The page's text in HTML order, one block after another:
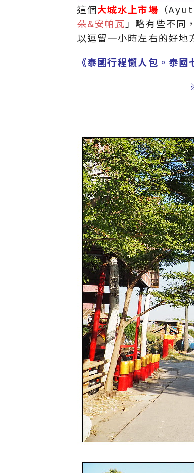
這個大城水上市場 （
朵&安帕瓦 」略有些不同
以逗留一小時左右的好地
《泰國行程懶人包。泰